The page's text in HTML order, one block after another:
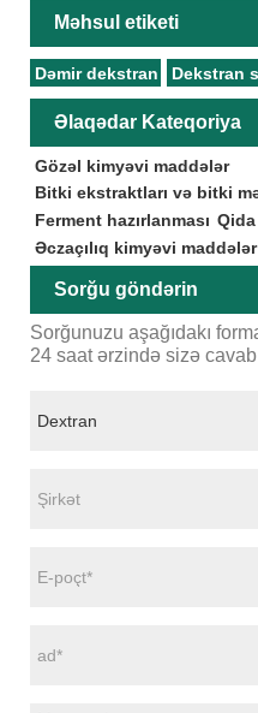
Məhsul etiketi
Dəmir dekstran Dekstran
Əlaqədar Kateqoriya
Gözəl kimyəvi maddələr
Bitki ekstraktları və bitki
Ferment hazırlanması Qida
Əczaçılıq kimyəvi maddələr
Sorğu göndərin
Sorğunuzu aşağıdakı
24 saat ərzində sizə